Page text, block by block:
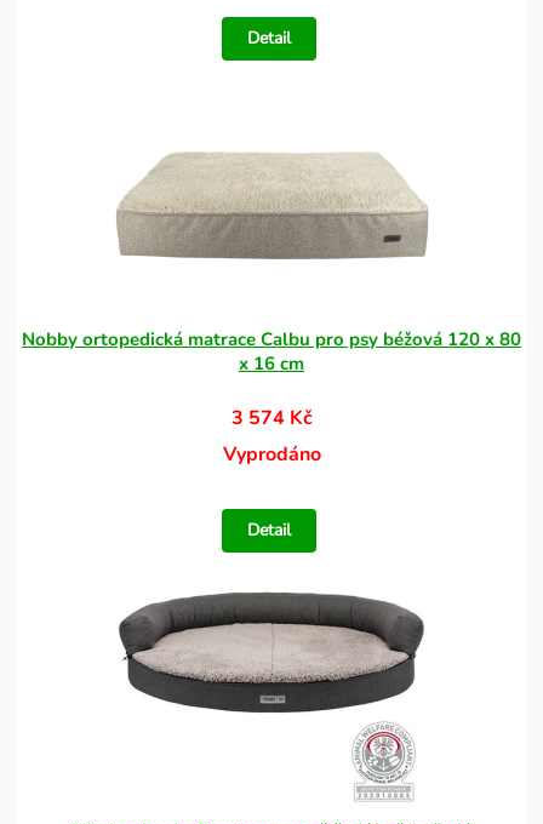
Detail
Nobby ortopedická matrace Calbu pro psy béžová 120 x 80
x 16 cm
3 574 Kč
Vyprodáno
Detail